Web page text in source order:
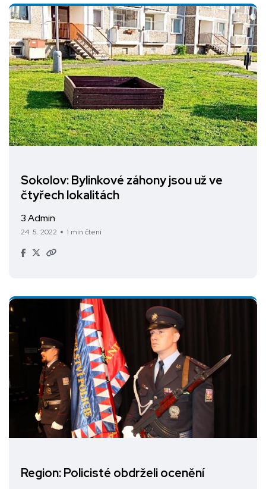
Sokolov: Bylinkové záhony jsou už ve
čtyřech lokalitách
3 Admin
24. 5. 2022 1 min čtení
Region: Policisté obdrželi ocenění